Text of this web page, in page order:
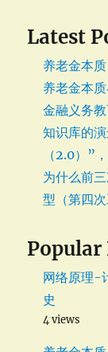
Latest
养老金本
养老金本
金融义务
知识库的
（2.0）”
为什么前
型（第四
Popular
网络原理-
史
4 views